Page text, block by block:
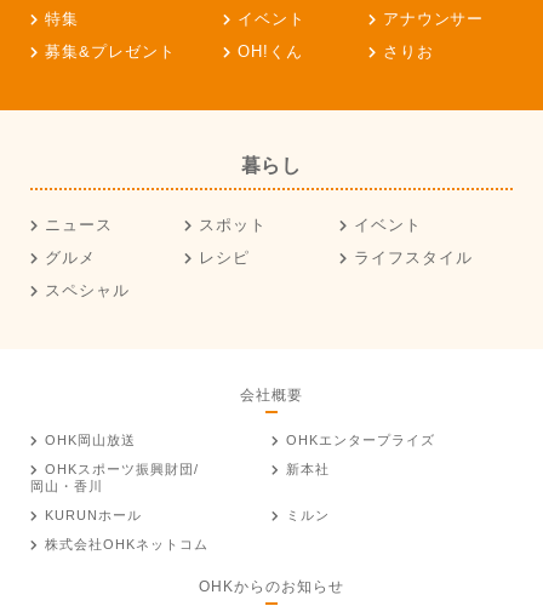
特集
イベント
アナウンサー
募集&プレゼント
OH!くん さりお
暮らし
ニュース スポット
イベント
グルメ
レシピ
ライフスタイル
スペシャル
会社概要
OHK岡山放送
OHKエンタープライズ
OHKスポーツ振興財団/
岡山・香川
新本社
KURUNホール
ミルン
株式会社OHKネットコム
OHKからのお知らせ